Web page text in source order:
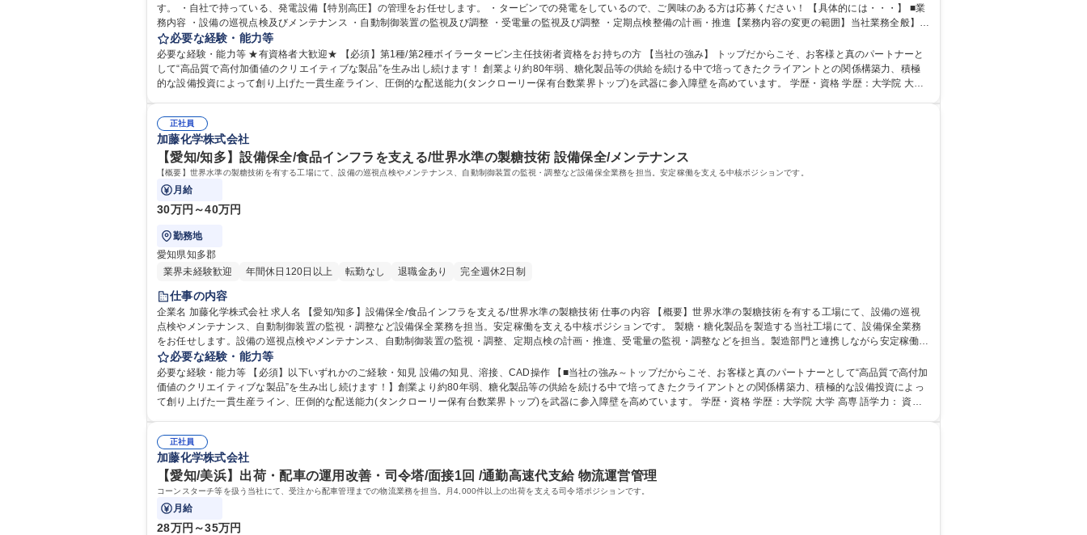
す。 ・自社で持っている、発電設備【特別高圧】の管理をお任せします。 ・タービンでの発電をしているので、ご興味のある方は応募ください！ 【具体的には・・・】 ■業
務内容 ・設備の巡視点検及びメンテナンス ・自動制御装置の監視及び調整 ・受電量の監視及び調整 ・定期点検整備の計画・推進【業務内容の変更の範囲】当社業務全般】
募集職種 【知多/自社発電設備管理】★ボイラータービン有資格者歓迎★高速交通費支給
必要な経験・能力等
必要な経験・能力等 ★有資格者大歓迎★ 【必須】第1種/第2種ボイラータービン主任技術者資格をお持ちの方 【当社の強み】 トップだからこそ、お客様と真のパートナーと
して“高品質で高付加価値のクリエイティブな製品”を生み出し続けます！ 創業より約80年弱、糖化製品等の供給を続ける中で培ってきたクライアントとの関係構築力、積極
的な設備投資によって創り上げた一貫生産ライン、圧倒的な配送能力(タンクローリー保有台数業界トップ)を武器に参入障壁を高めています。 学歴・資格 学歴：大学院 大学
正社員
加藤化学株式会社
【愛知/知多】設備保全/食品インフラを支える/世界水準の製糖技術 設備保全/メンテナンス
【概要】世界水準の製糖技術を有する工場にて、設備の巡視点検やメンテナンス、自動制御装置の監視・調整など設備保全業務を担当。安定稼働を支える中核ポジションです。
月給
30万円～40万円
勤務地
愛知県知多郡
業界未経験歓迎
年間休日120日以上 転勤なし 退職金あり 完全週休2日制
仕事の内容
企業名 加藤化学株式会社 求人名 【愛知/知多】設備保全/食品インフラを支える/世界水準の製糖技術 仕事の内容 【概要】世界水準の製糖技術を有する工場にて、設備の巡視
点検やメンテナンス、自動制御装置の監視・調整など設備保全業務を担当。安定稼働を支える中核ポジションです。 製糖・糖化製品を製造する当社工場にて、設備保全業務
をお任せします。設備の巡視点検やメンテナンス、自動制御装置の監視・調整、定期点検の計画・推進、受電量の監視・調整などを担当。製造部門と連携しながら安定稼働を
維持します。将来的には設備改善や効率化にも関わり、工場全体の生産性向上に寄与いただくことを期待しています。 募集職種 【愛知/知多】設備保全/食品インフラを支え
る/世界水準の製糖技術
必要な経験・能力等
必要な経験・能力等 【必須】以下いずれかのご経験・知見 設備の知見、溶接、CAD操作 【■当社の強み～トップだからこそ、お客様と真のパートナーとして“高品質で高付加
価値のクリエイティブな製品”を生み出し続けます！】創業より約80年弱、糖化製品等の供給を続ける中で培ってきたクライアントとの関係構築力、積極的な設備投資によっ
て創り上げた一貫生産ライン、圧倒的な配送能力(タンクローリー保有台数業界トップ)を武器に参入障壁を高めています。 学歴・資格 学歴：大学院 大学 高専 語学力： 資
正社員
加藤化学株式会社
【愛知/美浜】出荷・配車の運用改善・司令塔/面接1回 /通勤高速代支給 物流運営管理
コーンスターチ等を扱う当社にて、受注から配車管理までの物流業務を担当。月4,000件以上の出荷を支える司令塔ポジションです。
月給
28万円～35万円